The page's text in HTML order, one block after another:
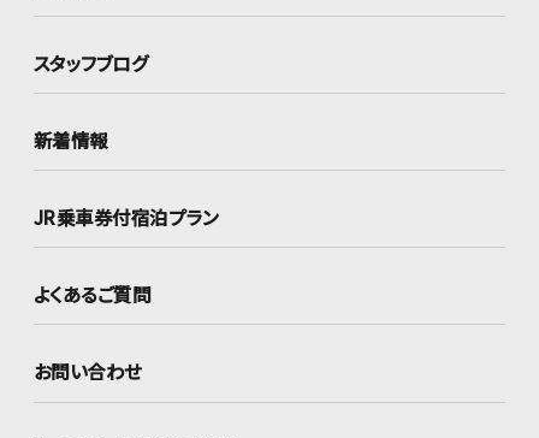
スタッフブログ
新着情報
JR乗車券付宿泊プラン
よくあるご質問
お問い合わせ